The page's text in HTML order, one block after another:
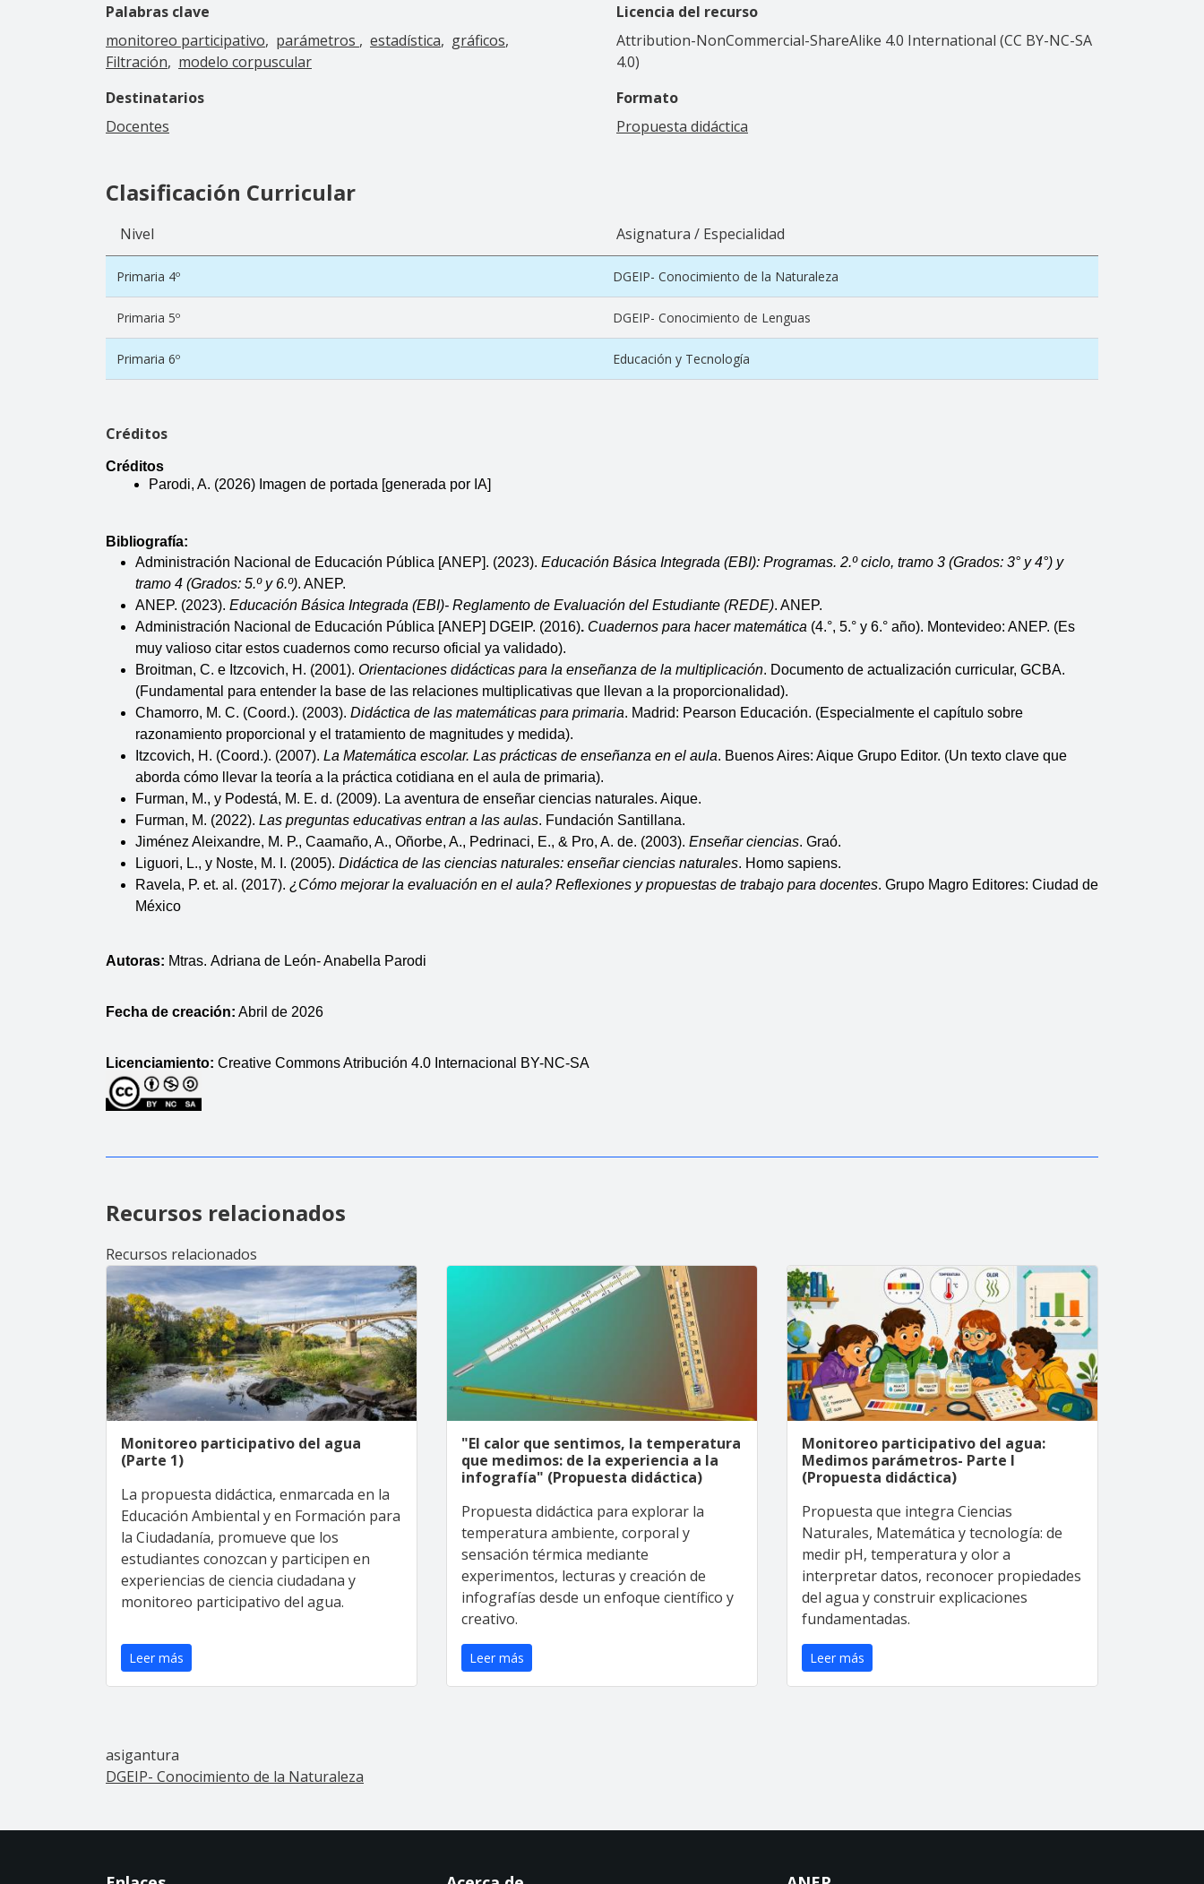
Palabras clave
monitoreo participativo
parámetros estadística
gráficos
Filtración
modelo corpuscular
Destinatarios
Docentes
Licencia del recurso
Attribution-NonCommercial-ShareAlike 4.0 International (CC BY-NC-SA
4.0)
Formato
Propuesta didáctica
Clasificación Curricular
Nivel
Primaria 4º
Primaria 5º
Primaria 6º
Asignatura / Especialidad
DGEIP- Conocimiento de la Naturaleza
DGEIP- Conocimiento de Lenguas
Educación y Tecnología
Créditos
Créditos
Parodi, A. (2026) Imagen de portada [generada por IA]
Bibliografía:
Administración Nacional de Educación Pública [ANEP]. (2023). Educación Básica Integrada (EBI): Programas. 2.º ciclo, tramo 3 (Grados: 3° y 4°) y
tramo 4 (Grados: 5.º y 6.º). ANEP.
ANEP. (2023). Educación Básica Integrada (EBI)- Reglamento de Evaluación del Estudiante (REDE). ANEP.
Administración Nacional de Educación Pública [ANEP] DGEIP. (2016). Cuadernos para hacer matemática (4.°, 5.° y 6.° año). Montevideo: ANEP. (Es
muy valioso citar estos cuadernos como recurso oficial ya validado).
Broitman, C. e Itzcovich, H. (2001). Orientaciones didácticas para la enseñanza de la multiplicación. Documento de actualización curricular, GCBA.
(Fundamental para entender la base de las relaciones multiplicativas que llevan a la proporcionalidad).
Chamorro, M. C. (Coord.). (2003). Didáctica de las matemáticas para primaria. Madrid: Pearson Educación. (Especialmente el capítulo sobre
razonamiento proporcional y el tratamiento de magnitudes y medida).
Itzcovich, H. (Coord.). (2007). La Matemática escolar. Las prácticas de enseñanza en el aula. Buenos Aires: Aique Grupo Editor. (Un texto clave que
aborda cómo llevar la teoría a la práctica cotidiana en el aula de primaria).
Furman, M., y Podestá, M. E. d. (2009). La aventura de enseñar ciencias naturales. Aique.
Furman, M. (2022). Las preguntas educativas entran a las aulas. Fundación Santillana.
Jiménez Aleixandre, M. P., Caamaño, A., Oñorbe, A., Pedrinaci, E., & Pro, A. de. (2003). Enseñar ciencias. Graó.
Liguori, L., y Noste, M. I. (2005). Didáctica de las ciencias naturales: enseñar ciencias naturales. Homo sapiens.
Ravela, P. et. al. (2017). ¿Cómo mejorar la evaluación en el aula? Reflexiones y propuestas de trabajo para docentes. Grupo Magro Editores: Ciudad de
México
Autoras: Mtras. Adriana de León- Anabella Parodi
Fecha de creación: Abril de 2026
Licenciamiento: Creative Commons Atribución 4.0 Internacional BY-NC-SA
Recursos relacionados
Recursos relacionados
Monitoreo participativo del agua
(Parte 1)
La propuesta didáctica, enmarcada en la
Educación Ambiental y en Formación para
la Ciudadanía, promueve que los
estudiantes conozcan y participen en
experiencias de ciencia ciudadana y
monitoreo participativo del agua.
Leer más
"El calor que sentimos, la temperatura
que medimos: de la experiencia a la
infografía" (Propuesta didáctica)
Propuesta didáctica para explorar la
temperatura ambiente, corporal y
sensación térmica mediante
experimentos, lecturas y creación de
infografías desde un enfoque científico y
creativo.
Leer más
Monitoreo participativo del agua:
Medimos parámetros- Parte I
(Propuesta didáctica)
Propuesta que integra Ciencias
Naturales, Matemática y tecnología: de
medir pH, temperatura y olor a
interpretar datos, reconocer propiedades
del agua y construir explicaciones
fundamentadas.
Leer más
asigantura
DGEIP- Conocimiento de la Naturaleza